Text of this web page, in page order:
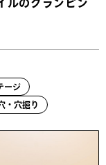
ルのグランピン
ージ
・穴掘り